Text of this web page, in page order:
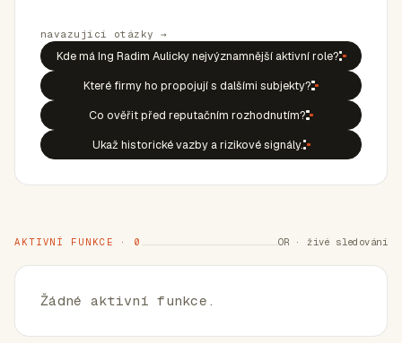
navazující otázky →
Kde má Ing Radim Aulicky nejvýznamnější aktivní role?
Které firmy ho propojují s dalšími subjekty?
Co ověřit před reputačním rozhodnutím?
Ukaž historické vazby a rizikové signály.
AKTIVNÍ FUNKCE · 0 OR · živé sledování
Žádné aktivní funkce.